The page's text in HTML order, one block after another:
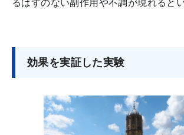
効果を実証した実験